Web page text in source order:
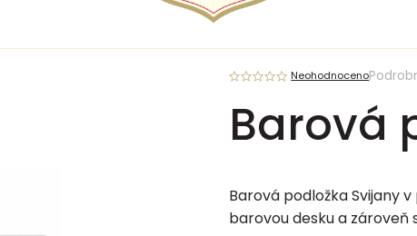
Barová
Neohodnoceno
Barová podložka Svijany
barovou desku a